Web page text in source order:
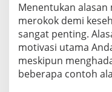
Menentukan
merokok demi
sangat penting.
motivasi utama
meskipun
beberapa contoh